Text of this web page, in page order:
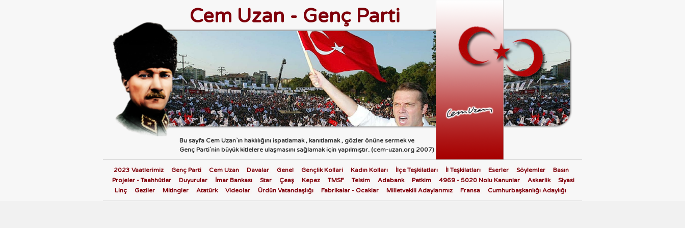
Cem Uzan - Genç Parti
Bu sayfa Cem Uzan`ın haklılığını ispatlamak , kanıtlamak , gözler önüne sermek ve
Genç Parti`nin büyük kitlelere ulaşmasını sağlamak için yapılmıştır. (cem-uzan.org 2007)
2023 Vaatlerimiz Genç Parti Cem Uzan Davalar Genel Gençlik Kollari Kadın Kolları İlçe Teşkilatları İl Teşkilatları Eserler Söylemler
Basın
Projeler - Taahhütler
Duyurular İmar Bankası Star Çeaş Kepez TMSF Telsim Adabank Petkim 4969 - 5020 Nolu Kanunlar Askerlik
Siyasi
Linç
Geziler Mitingler Atatürk Videolar Ürdün Vatandaşlığı Fabrikalar - Ocaklar Milletvekili Adaylarımız Fransa Cumhurbaşkanlığı Adaylığı